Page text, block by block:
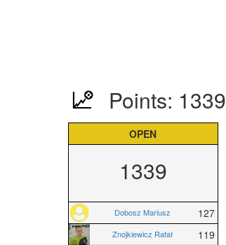
Points: 1339
OPEN
1339
Dobosz Mariusz 127
Znojkiewicz Rafał 119